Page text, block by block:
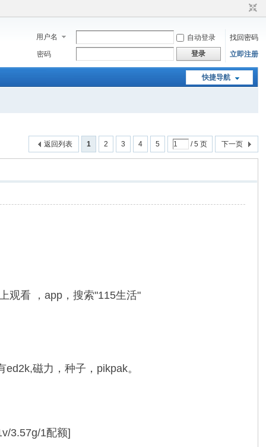
用户名 自动登录
找回密码
密码
登录 立即注册
快捷导航
1 2 3 4 5 / 5 页 下一页
返回列表
观看 ，app，搜索"115生活"
磁力，种子，pikpak。
3.57g/1配额]